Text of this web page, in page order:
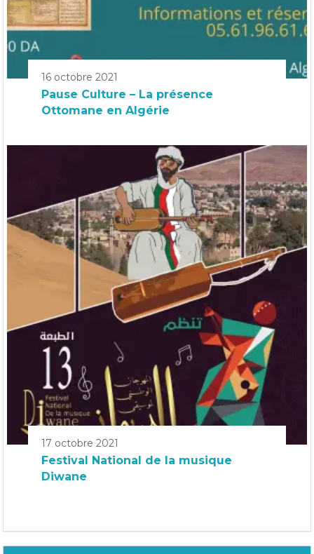
16 octobre 2021
Pause Culture – La présence
Ottomane en Algérie
17 octobre 2021
Festival National de la musique
Diwane